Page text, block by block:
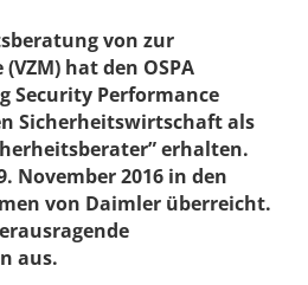
von zur
(VZM) hat den OSPA
Security Performance
Sicherheitswirtschaft als
erhalten.
November 2016 in den
von Daimler überreicht.
aus.